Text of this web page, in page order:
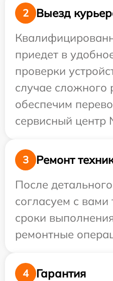
2
Выезд
приедет в
проверки
случае сложного
обеспечим
сервисный центр
3
Ремонт
После
согласуем с вами
сроки
ремонтные
4 Гарантия